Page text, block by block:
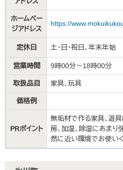
ホームペー
ジアドレス
https://
定休日 土・日・祝日、年末年始
営業時間 9時00分～18時00分
取扱品目 家具、玩具
価格例
PRポイント
無垢材で作る家具、遊
房、加湿、除湿にあまり
然に近い環境でお使い